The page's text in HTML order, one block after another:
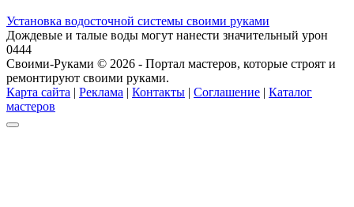
Установка водосточной системы своими руками
Дождевые и талые воды могут нанести значительный урон
0444
Своими-Руками © 2026 - Портал мастеров, которые строят и
ремонтируют своими руками.
Карта сайта | Реклама | Контакты | Соглашение | Каталог
мастеров